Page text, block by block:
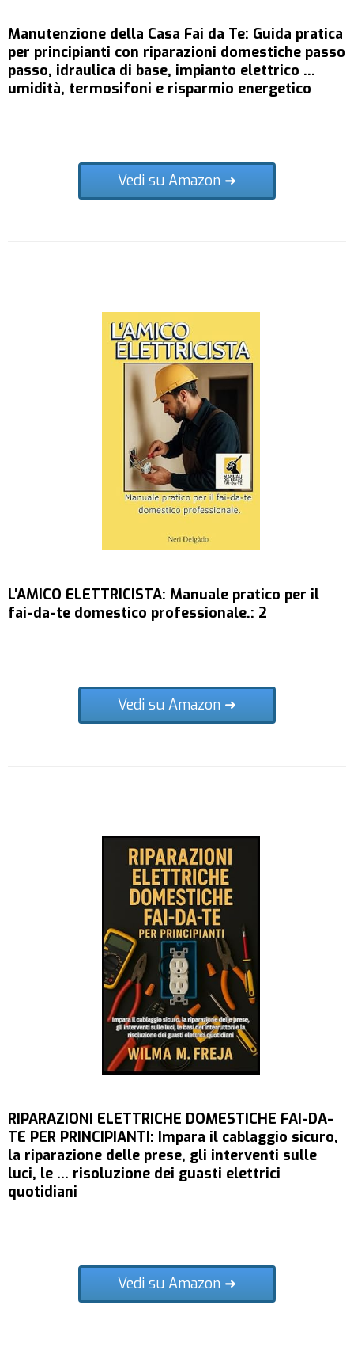
Manutenzione della Casa Fai da Te: Guida pratica
per principianti con riparazioni domestiche passo
passo, idraulica di base, impianto elettrico ...
umidità, termosifoni e risparmio energetico
Vedi su Amazon ➜
L'AMICO ELETTRICISTA: Manuale pratico per il
fai-da-te domestico professionale.: 2
Vedi su Amazon ➜
RIPARAZIONI ELETTRICHE DOMESTICHE FAI-DA-
TE PER PRINCIPIANTI: Impara il cablaggio sicuro,
la riparazione delle prese, gli interventi sulle
luci, le ... risoluzione dei guasti elettrici
quotidiani
Vedi su Amazon ➜